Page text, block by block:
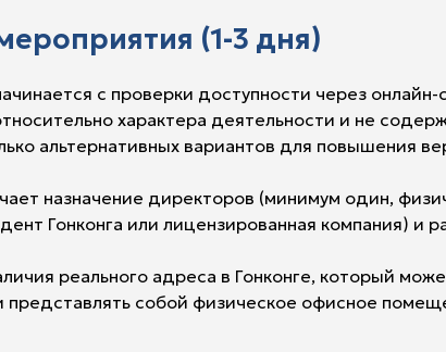
(1-3 дня)
с проверки доступности через
характера деятельности и не
альтернативных вариантов для повышения
назначение директоров (минимум один,
Гонконга или лицензированная компания) и
реального адреса в Гонконге, который
представлять собой физическое офисное